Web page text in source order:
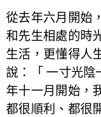
從去年六月開始
和先生相處的時
生活，更懂得人
說：「 一寸光陰
年十一月開始，
都很順利、都很